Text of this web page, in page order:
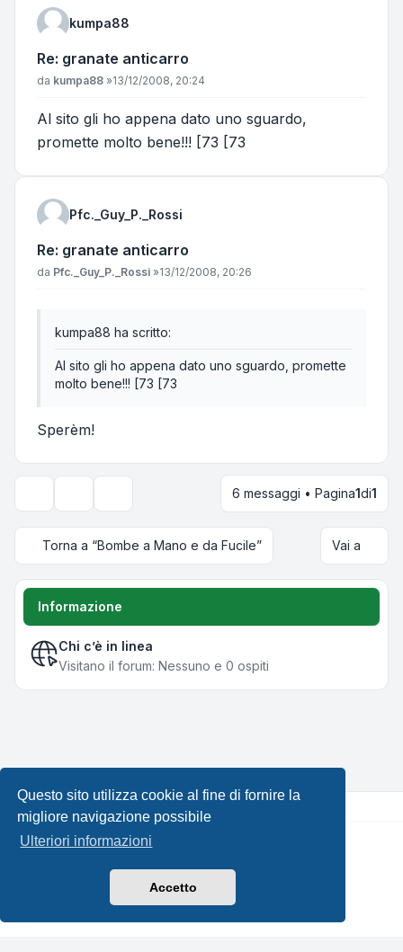
Questo sito utilizza cookie al fine di fornire la
migliore navigazione possibile
Ulteriori informazioni
Accetto
kumpa88
Re: granate anticarro
Messaggio
da kumpa88 »13/12/2008, 20:24
Al sito gli ho appena dato uno sguardo,
promette molto bene!!! [73 [73
Pfc._Guy_P._Rossi
Re: granate anticarro
Messaggio
da Pfc._Guy_P._Rossi »13/12/2008, 20:26
kumpa88 ha scritto:
Al sito gli ho appena dato uno sguardo, promette
molto bene!!! [73 [73
Sperèm!
Opzioni di visualizzazione e ordinamento
6 messaggi • Pagina1di1
Torna a “Bombe a Mano e da Fucile” Vai a
Informazione
Chi c’è in linea
Visitano il forum: Nessuno e 0 ospiti
Creato daphpBB® Forum Software © phpBB Limited •
Leenoz.com
phpBB-Italia.it
Condizioni|Tutti gli orari sono